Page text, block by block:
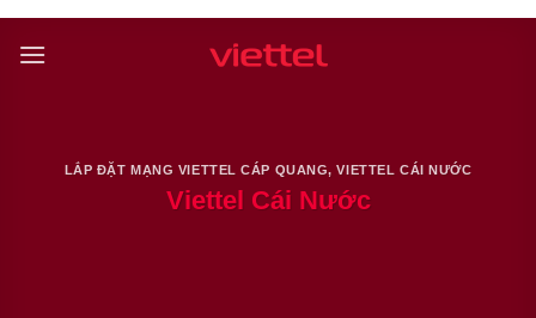
Skip
LẮP ĐẶT MẠNG VIETTEL CÁP QUANG,VIETTEL CÁI NƯỚC
Viettel Cái Nước